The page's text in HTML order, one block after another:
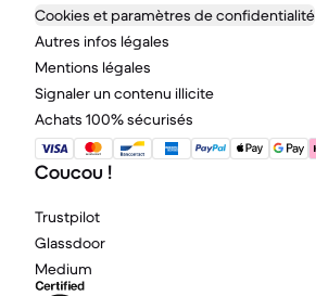
Cookies et paramètres de confidentialité
Autres infos légales
Mentions légales
Signaler un contenu illicite
Achats 100% sécurisés
Coucou !
Trustpilot
Glassdoor
Medium